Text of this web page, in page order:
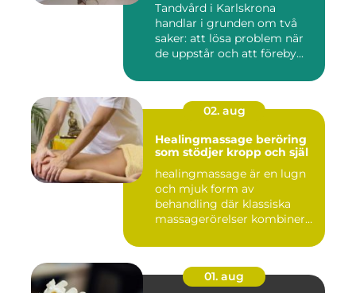
Tandvård i Karlskrona
handlar i grunden om två
saker: att lösa problem när
de uppstår och att föreby...
02. aug
Healingmassage beröring
som stödjer kropp och själ
healingmassage är en lugn
och mjuk form av
behandling där klassiska
massagerörelser kombineras
01. aug